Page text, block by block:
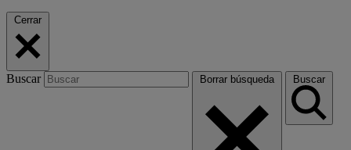
Cerrar
Buscar Borrar búsqueda Buscar